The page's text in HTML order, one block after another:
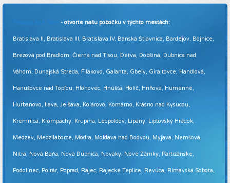
Pridajte sa k nám - otvorte našu pobočku v týchto mestách:
Bratislava II, Bratislava III, Bratislava IV, Banská Štiavnica, Bardejov, Bojnice,
Brezová pod Bradlom, Čierna nad Tisou, Detva, Dobšiná, Dubnica nad
Váhom, Dunajská Streda, Fiľakovo, Galanta, Gbely, Giraltovce, Handlová,
Hanušovce nad Topľou, Hlohovec, Hnúšťa, Holíč, Hriňová, Humenné,
Hurbanovo, Ilava, Jelšava, Kolárovo, Komárno, Krásno nad Kysucou,
Kremnica, Krompachy, Krupina, Leopoldov, Lipany, Liptovský Hrádok,
Medzev, Medzilaborce, Modra, Moldava nad Bodvou, Myjava, Nemšová,
Nitra, Nová Baňa, Nová Dubnica, Nováky, Nové Zámky, Partizánske,
Podolínec, Poltár, Poprad, Rajec, Rajecké Teplice, Revúca, Rimavská Sobota,